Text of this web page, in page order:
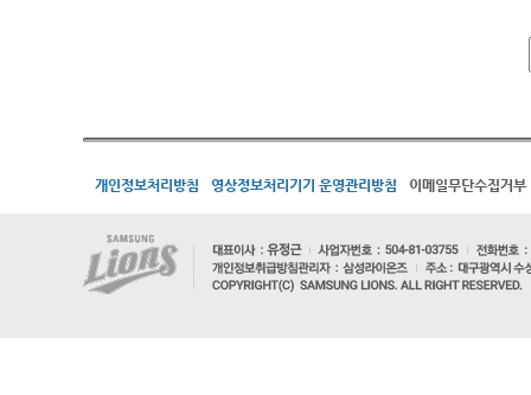
개인정보처리방침 영상정보처리기기 운영관리방침 이메일무단수집거부